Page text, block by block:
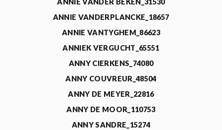
ANNIE VANDER BEKEN_31530
ANNIE VANDERPLANCKE_18657
ANNIE VANTYGHEM_86623
ANNIEK VERGUCHT_65551
ANNY CIERKENS_74080
ANNY COUVREUR_48504
ANNY DE MEYER_22816
ANNY DE MOOR_110753
ANNY SANDRE_15274